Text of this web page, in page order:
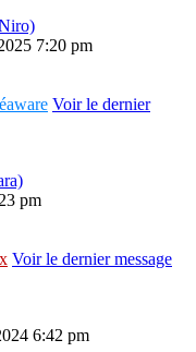
7:20 pm
Voir le dernier
pm
Voir le dernier message
6:42 pm